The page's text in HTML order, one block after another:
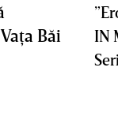
Băi
IN